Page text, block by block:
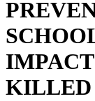
KILLED